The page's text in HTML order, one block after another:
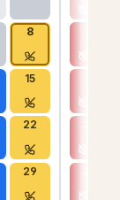
8
15
22
29